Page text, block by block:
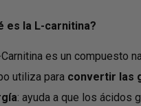
es la L-carnitina?
es un compuesto
utiliza para convertir las
: ayuda a que los ácidos